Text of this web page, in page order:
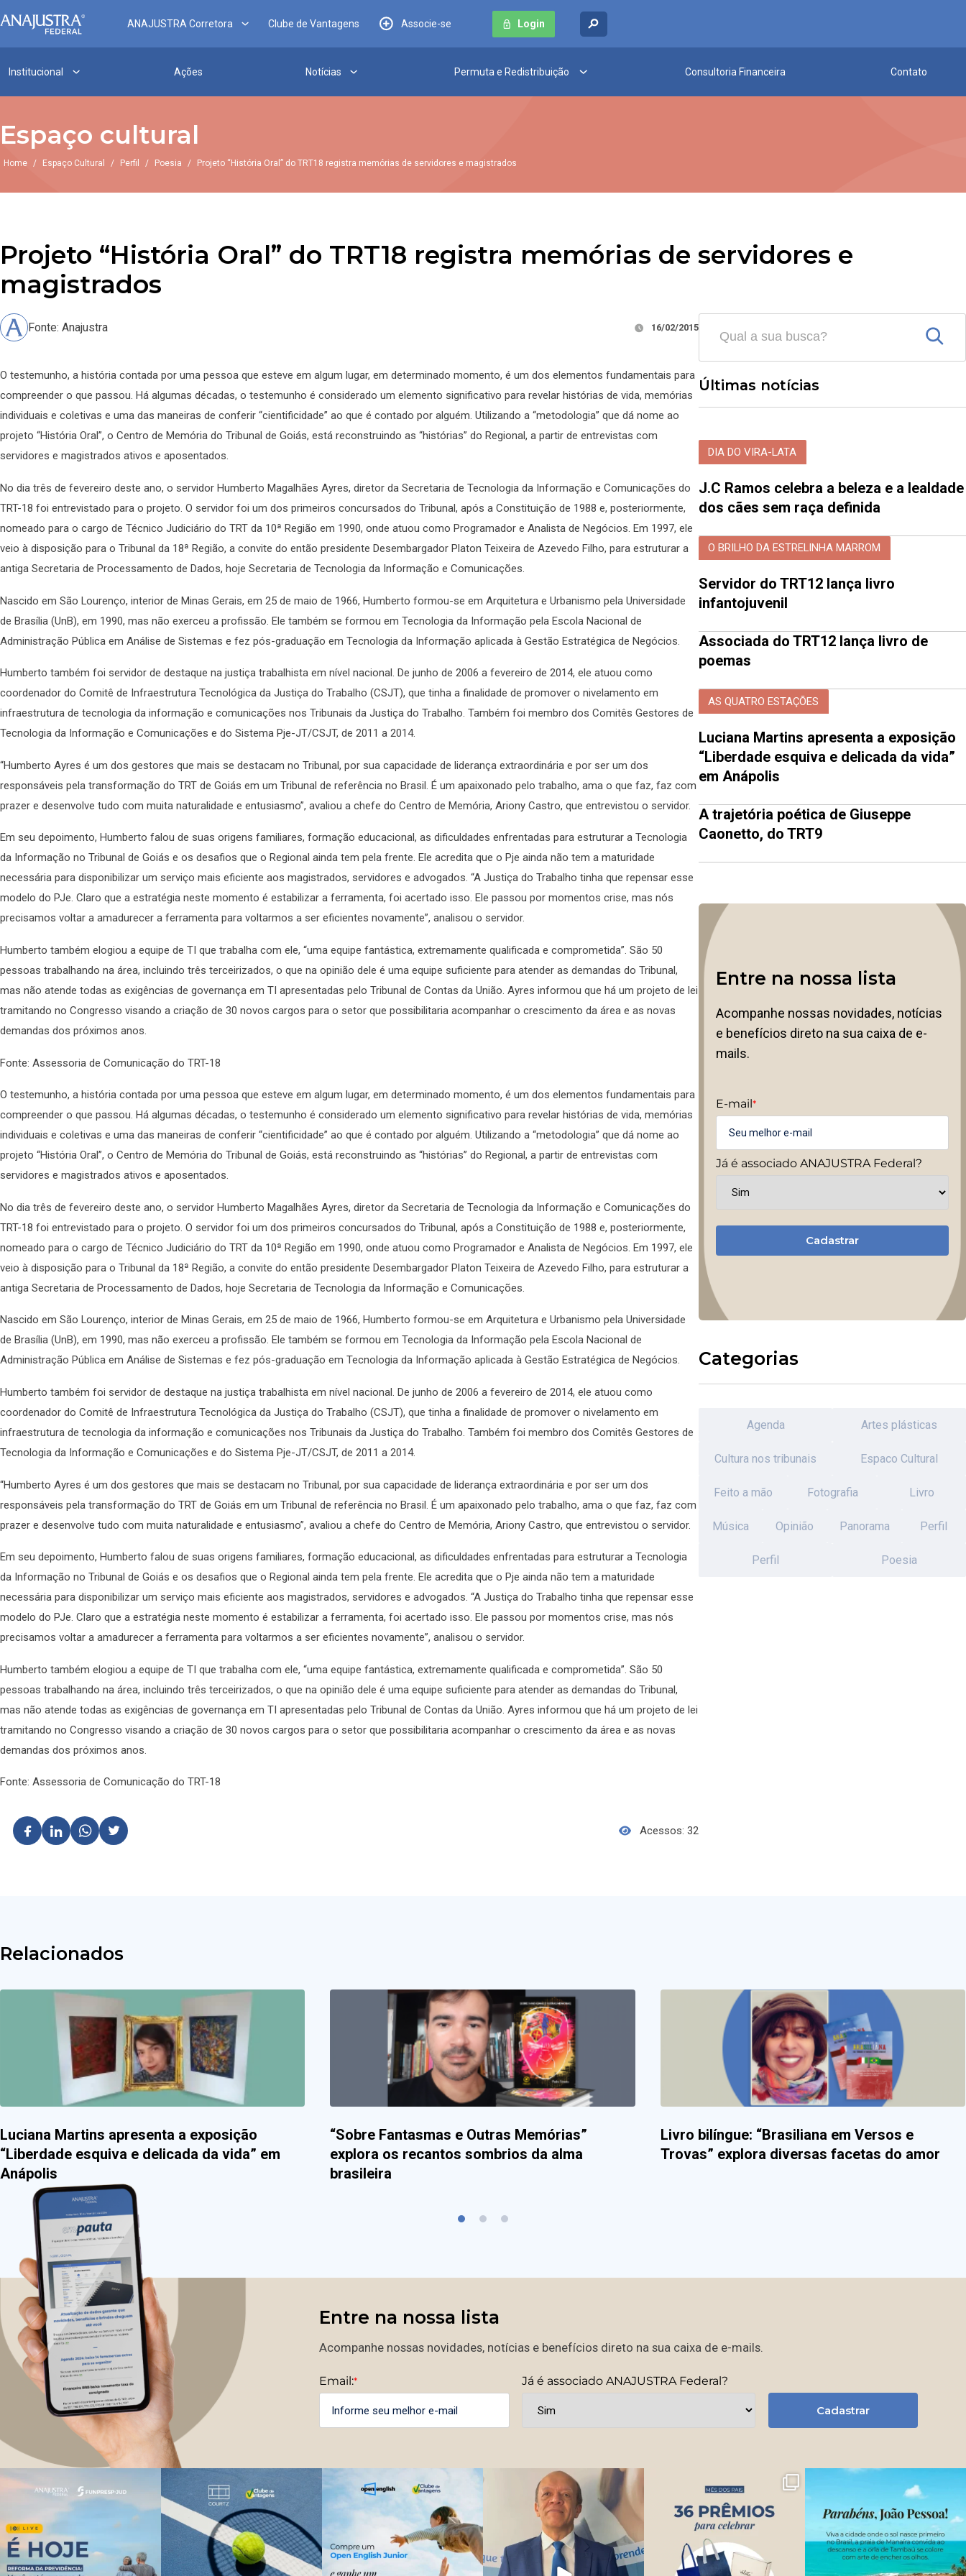
ANAJUSTRA Corretora Clube de Vantagens Associe-se Login
Institucional Ações Notícias Permuta e Redistribuição Consultoria Financeira Contato
Espaço cultural
Home / Espaço Cultural / Perfil / Poesia / Projeto “História Oral” do TRT18 registra memórias de servidores e magistrados
Projeto “História Oral” do TRT18 registra memórias de servidores e
magistrados
Fonte: Anajustra 16/02/2015
O testemunho, a história contada por uma pessoa que esteve em algum lugar, em determinado momento, é um dos elementos fundamentais para
compreender o que passou. Há algumas décadas, o testemunho é considerado um elemento significativo para revelar histórias de vida, memórias
individuais e coletivas e uma das maneiras de conferir “cientificidade” ao que é contado por alguém. Utilizando a “metodologia” que dá nome ao
projeto “História Oral”, o Centro de Memória do Tribunal de Goiás, está reconstruindo as “histórias” do Regional, a partir de entrevistas com
servidores e magistrados ativos e aposentados.
No dia três de fevereiro deste ano, o servidor Humberto Magalhães Ayres, diretor da Secretaria de Tecnologia da Informação e Comunicações do
TRT-18 foi entrevistado para o projeto. O servidor foi um dos primeiros concursados do Tribunal, após a Constituição de 1988 e, posteriormente,
nomeado para o cargo de Técnico Judiciário do TRT da 10ª Região em 1990, onde atuou como Programador e Analista de Negócios. Em 1997, ele
veio à disposição para o Tribunal da 18ª Região, a convite do então presidente Desembargador Platon Teixeira de Azevedo Filho, para estruturar a
antiga Secretaria de Processamento de Dados, hoje Secretaria de Tecnologia da Informação e Comunicações.
Nascido em São Lourenço, interior de Minas Gerais, em 25 de maio de 1966, Humberto formou-se em Arquitetura e Urbanismo pela Universidade
de Brasília (UnB), em 1990, mas não exerceu a profissão. Ele também se formou em Tecnologia da Informação pela Escola Nacional de
Administração Pública em Análise de Sistemas e fez pós-graduação em Tecnologia da Informação aplicada à Gestão Estratégica de Negócios.
Humberto também foi servidor de destaque na justiça trabalhista em nível nacional. De junho de 2006 a fevereiro de 2014, ele atuou como
coordenador do Comitê de Infraestrutura Tecnológica da Justiça do Trabalho (CSJT), que tinha a finalidade de promover o nivelamento em
infraestrutura de tecnologia da informação e comunicações nos Tribunais da Justiça do Trabalho. Também foi membro dos Comitês Gestores de
Tecnologia da Informação e Comunicações e do Sistema Pje-JT/CSJT, de 2011 a 2014.
“Humberto Ayres é um dos gestores que mais se destacam no Tribunal, por sua capacidade de liderança extraordinária e por ser um dos
responsáveis pela transformação do TRT de Goiás em um Tribunal de referência no Brasil. É um apaixonado pelo trabalho, ama o que faz, faz com
prazer e desenvolve tudo com muita naturalidade e entusiasmo”, avaliou a chefe do Centro de Memória, Ariony Castro, que entrevistou o servidor.
Em seu depoimento, Humberto falou de suas origens familiares, formação educacional, as dificuldades enfrentadas para estruturar a Tecnologia
da Informação no Tribunal de Goiás e os desafios que o Regional ainda tem pela frente. Ele acredita que o Pje ainda não tem a maturidade
necessária para disponibilizar um serviço mais eficiente aos magistrados, servidores e advogados. “A Justiça do Trabalho tinha que repensar esse
modelo do PJe. Claro que a estratégia neste momento é estabilizar a ferramenta, foi acertado isso. Ele passou por momentos crise, mas nós
precisamos voltar a amadurecer a ferramenta para voltarmos a ser eficientes novamente”, analisou o servidor.
Humberto também elogiou a equipe de TI que trabalha com ele, “uma equipe fantástica, extremamente qualificada e comprometida”. São 50
pessoas trabalhando na área, incluindo três terceirizados, o que na opinião dele é uma equipe suficiente para atender as demandas do Tribunal,
mas não atende todas as exigências de governança em TI apresentadas pelo Tribunal de Contas da União. Ayres informou que há um projeto de lei
tramitando no Congresso visando a criação de 30 novos cargos para o setor que possibilitaria acompanhar o crescimento da área e as novas
demandas dos próximos anos.
Fonte: Assessoria de Comunicação do TRT-18
O testemunho, a história contada por uma pessoa que esteve em algum lugar, em determinado momento, é um dos elementos fundamentais para
compreender o que passou. Há algumas décadas, o testemunho é considerado um elemento significativo para revelar histórias de vida, memórias
individuais e coletivas e uma das maneiras de conferir “cientificidade” ao que é contado por alguém. Utilizando a “metodologia” que dá nome ao
projeto “História Oral”, o Centro de Memória do Tribunal de Goiás, está reconstruindo as “histórias” do Regional, a partir de entrevistas com
servidores e magistrados ativos e aposentados.
No dia três de fevereiro deste ano, o servidor Humberto Magalhães Ayres, diretor da Secretaria de Tecnologia da Informação e Comunicações do
TRT-18 foi entrevistado para o projeto. O servidor foi um dos primeiros concursados do Tribunal, após a Constituição de 1988 e, posteriormente,
nomeado para o cargo de Técnico Judiciário do TRT da 10ª Região em 1990, onde atuou como Programador e Analista de Negócios. Em 1997, ele
veio à disposição para o Tribunal da 18ª Região, a convite do então presidente Desembargador Platon Teixeira de Azevedo Filho, para estruturar a
antiga Secretaria de Processamento de Dados, hoje Secretaria de Tecnologia da Informação e Comunicações.
Nascido em São Lourenço, interior de Minas Gerais, em 25 de maio de 1966, Humberto formou-se em Arquitetura e Urbanismo pela Universidade
de Brasília (UnB), em 1990, mas não exerceu a profissão. Ele também se formou em Tecnologia da Informação pela Escola Nacional de
Administração Pública em Análise de Sistemas e fez pós-graduação em Tecnologia da Informação aplicada à Gestão Estratégica de Negócios.
Humberto também foi servidor de destaque na justiça trabalhista em nível nacional. De junho de 2006 a fevereiro de 2014, ele atuou como
coordenador do Comitê de Infraestrutura Tecnológica da Justiça do Trabalho (CSJT), que tinha a finalidade de promover o nivelamento em
infraestrutura de tecnologia da informação e comunicações nos Tribunais da Justiça do Trabalho. Também foi membro dos Comitês Gestores de
Tecnologia da Informação e Comunicações e do Sistema Pje-JT/CSJT, de 2011 a 2014.
“Humberto Ayres é um dos gestores que mais se destacam no Tribunal, por sua capacidade de liderança extraordinária e por ser um dos
responsáveis pela transformação do TRT de Goiás em um Tribunal de referência no Brasil. É um apaixonado pelo trabalho, ama o que faz, faz com
prazer e desenvolve tudo com muita naturalidade e entusiasmo”, avaliou a chefe do Centro de Memória, Ariony Castro, que entrevistou o servidor.
Em seu depoimento, Humberto falou de suas origens familiares, formação educacional, as dificuldades enfrentadas para estruturar a Tecnologia
da Informação no Tribunal de Goiás e os desafios que o Regional ainda tem pela frente. Ele acredita que o Pje ainda não tem a maturidade
necessária para disponibilizar um serviço mais eficiente aos magistrados, servidores e advogados. “A Justiça do Trabalho tinha que repensar esse
modelo do PJe. Claro que a estratégia neste momento é estabilizar a ferramenta, foi acertado isso. Ele passou por momentos crise, mas nós
precisamos voltar a amadurecer a ferramenta para voltarmos a ser eficientes novamente”, analisou o servidor.
Humberto também elogiou a equipe de TI que trabalha com ele, “uma equipe fantástica, extremamente qualificada e comprometida”. São 50
pessoas trabalhando na área, incluindo três terceirizados, o que na opinião dele é uma equipe suficiente para atender as demandas do Tribunal,
mas não atende todas as exigências de governança em TI apresentadas pelo Tribunal de Contas da União. Ayres informou que há um projeto de lei
tramitando no Congresso visando a criação de 30 novos cargos para o setor que possibilitaria acompanhar o crescimento da área e as novas
demandas dos próximos anos.
Fonte: Assessoria de Comunicação do TRT-18
Acessos: 32
Últimas notícias
DIA DO VIRA-LATA
J.C Ramos celebra a beleza e a lealdade
dos cães sem raça definida
O BRILHO DA ESTRELINHA MARROM
Servidor do TRT12 lança livro
infantojuvenil
Associada do TRT12 lança livro de
poemas
AS QUATRO ESTAÇÕES
Luciana Martins apresenta a exposição
“Liberdade esquiva e delicada da vida”
em Anápolis
A trajetória poética de Giuseppe
Caonetto, do TRT9
Entre na nossa lista
Acompanhe nossas novidades, notícias
e benefícios direto na sua caixa de e-
mails.
E-mail*
Já é associado ANAJUSTRA Federal?
Cadastrar
Categorias
Agenda Artes plásticas
Cultura nos tribunais Espaco Cultural
Feito a mão Fotografia Livro
Música Opinião Panorama Perfil
Perfil Poesia
Relacionados
Luciana Martins apresenta a exposição
“Liberdade esquiva e delicada da vida” em
Anápolis
“Sobre Fantasmas e Outras Memórias”
explora os recantos sombrios da alma
brasileira
Livro bilíngue: “Brasiliana em Versos e
Trovas” explora diversas facetas do amor
Entre na nossa lista
Acompanhe nossas novidades, notícias e benefícios direto na sua caixa de e-mails.
Email:* Já é associado ANAJUSTRA Federal?
Cadastrar